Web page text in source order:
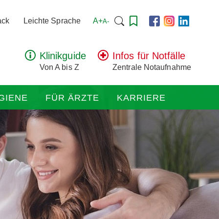
Leichte Sprache A+A- Suchen
Klinikguide
Von A bis Z
Infos für Notfälle
Zentrale Notaufnahme
FÜR ÄRZTE KARRIERE